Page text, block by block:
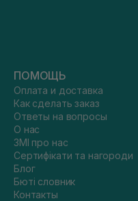
ПОМОЩЬ
Оплата и доставка
Как сделать заказ
Ответы на вопросы
О нас
ЗМІ про нас
Сертифікати та нагороди
Блог
Бюті словник
Контакты